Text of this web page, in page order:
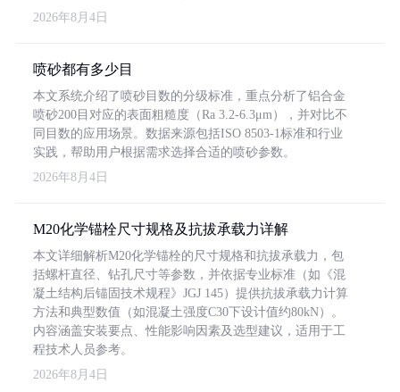
2026年8月4日
喷砂都有多少目
本文系统介绍了喷砂目数的分级标准，重点分析了铝合金
喷砂200目对应的表面粗糙度（Ra 3.2-6.3μm），并对比不
同目数的应用场景。数据来源包括ISO 8503-1标准和行业
实践，帮助用户根据需求选择合适的喷砂参数。
2026年8月4日
M20化学锚栓尺寸规格及抗拔承载力详解
本文详细解析M20化学锚栓的尺寸规格和抗拔承载力，包
括螺杆直径、钻孔尺寸等参数，并依据专业标准（如《混
凝土结构后锚固技术规程》JGJ 145）提供抗拔承载力计算
方法和典型数值（如混凝土强度C30下设计值约80kN）。
内容涵盖安装要点、性能影响因素及选型建议，适用于工
程技术人员参考。
2026年8月4日